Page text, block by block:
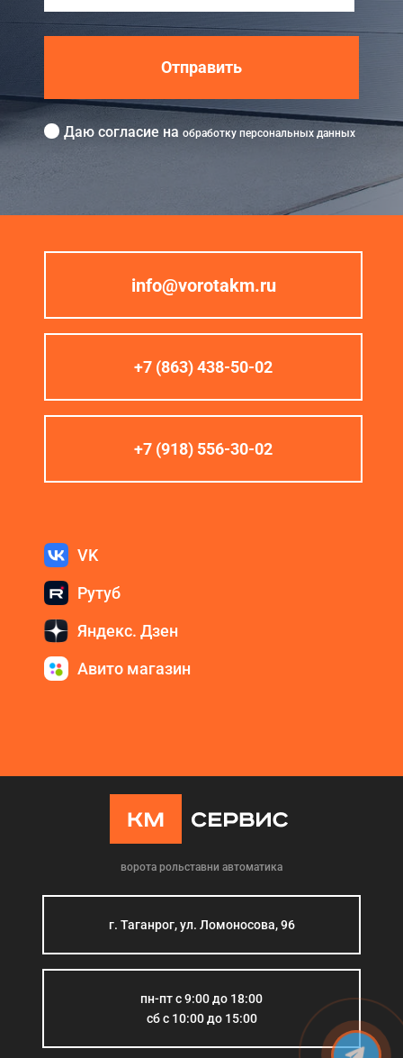
Отправить
Даю согласие на обработку персональных данных
info@vorotakm.ru
+7 (863) 438-50-02
+7 (918) 556-30-02
VK
Рутуб
Яндекс. Дзен
Авито магазин
ворота рольставни автоматика
г. Таганрог, ул. Ломоносова, 96
пн-пт с 9:00 до 18:00
сб с 10:00 до 15:00